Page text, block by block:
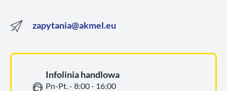
zapytania@akmel.eu
Infolinia handlowa
Pn-Pt. - 8:00 - 16:00